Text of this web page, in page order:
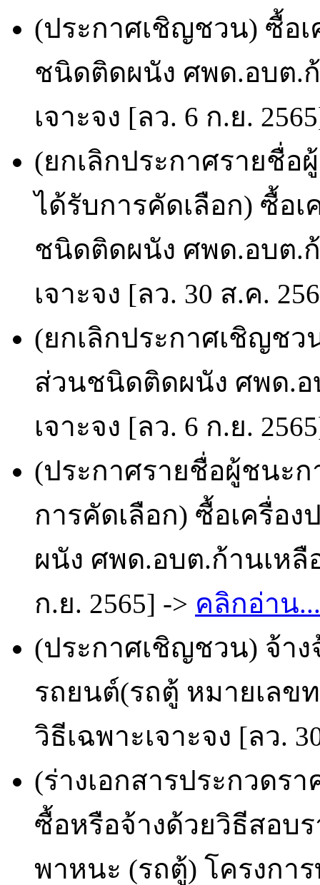
(ประกาศเชิญชวน) ซื้อ
ชนิดติดผนัง ศพด.อบต.ก้
เจาะจง [ลว. 6 ก.ย.
(ยกเลิกประกาศรายชื่อ
ได้รับการคัดเลือก) ซื้อ
ชนิดติดผนัง ศพด.อบต.ก้
เจาะจง [ลว. 30 ส.ค.
(ยกเลิกประกาศเชิญช
ส่วนชนิดติดผนัง ศพด.อ
เจาะจง [ลว. 6 ก.ย.
(ประกาศรายชื่อผู้ชนะก
การคัดเลือก) ซื้อเครื่อ
ผนัง ศพด.อบต.ก้านเหลื
ก.ย. 2565] -> คลิกอ่าน...
(ประกาศเชิญชวน) จ้าง
รถยนต์(รถตู้ หมายเลข
วิธีเฉพาะเจาะจง [ลว.
(ร่างเอกสารประกวดรา
ซื้อหรือจ้างด้วยวิธีสอบ
พาหนะ (รถตู้) โครงกา